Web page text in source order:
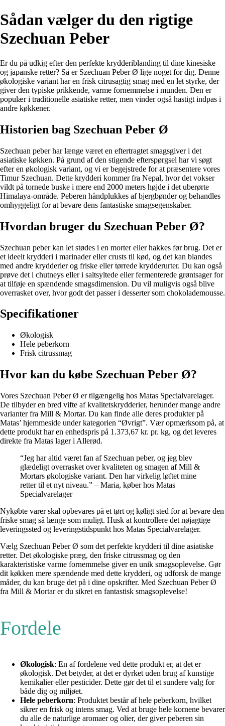
Sådan vælger du den rigtige
Szechuan Peber
Er du på udkig efter den perfekte krydderiblanding til dine kinesiske
og japanske retter? Så er Szechuan Peber Ø lige noget for dig. Denne
økologiske variant har en frisk citrusagtig smag med en let styrke, der
giver den typiske prikkende, varme fornemmelse i munden. Den er
populær i traditionelle asiatiske retter, men vinder også hastigt indpas i
andre køkkener.
Historien bag Szechuan Peber Ø
Szechuan peber har længe været en eftertragtet smagsgiver i det
asiatiske køkken. På grund af den stigende efterspørgsel har vi søgt
efter en økologisk variant, og vi er begejstrede for at præsentere vores
Timur Szechuan. Dette krydderi kommer fra Nepal, hvor det vokser
vildt på tornede buske i mere end 2000 meters højde i det uberørte
Himalaya-område. Peberen håndplukkes af bjergbønder og behandles
omhyggeligt for at bevare dens fantastiske smagsegenskaber.
Hvordan bruger du Szechuan Peber Ø?
Szechuan peber kan let stødes i en morter eller hakkes før brug. Det er
et ideelt krydderi i marinader eller crusts til kød, og det kan blandes
med andre krydderier og friske eller tørrede krydderurter. Du kan også
prøve det i chutneys eller i saltsyltede eller fermenterede grøntsager for
at tilføje en spændende smagsdimension. Du vil muligvis også blive
overrasket over, hvor godt det passer i desserter som chokolademousse.
Specifikationer
Økologisk
Hele peberkorn
Frisk citrussmag
Hvor kan du købe Szechuan Peber Ø?
Vores Szechuan Peber Ø er tilgængelig hos Matas Specialvarelager.
De tilbyder en bred vifte af kvalitetskrydderier, herunder mange andre
varianter fra Mill & Mortar. Du kan finde alle deres produkter på
Matas’ hjemmeside under kategorien “Øvrigt”. Vær opmærksom på, at
dette produkt har en enhedspris på 1.373,67 kr. pr. kg, og det leveres
direkte fra Matas lager i Allerød.
“Jeg har altid været fan af Szechuan peber, og jeg blev
glædeligt overrasket over kvaliteten og smagen af Mill &
Mortars økologiske variant. Den har virkelig løftet mine
retter til et nyt niveau.” – Maria, køber hos Matas
Specialvarelager
Nykøbte varer skal opbevares på et tørt og køligt sted for at bevare den
friske smag så længe som muligt. Husk at kontrollere det nøjagtige
leveringssted og leveringstidspunkt hos Matas Specialvarelager.
Vælg Szechuan Peber Ø som det perfekte krydderi til dine asiatiske
retter. Det økologiske præg, den friske citrussmag og den
karakteristiske varme fornemmelse giver en unik smagsoplevelse. Gør
dit køkken mere spændende med dette krydderi, og udforsk de mange
måder, du kan bruge det på i dine opskrifter. Med Szechuan Peber Ø
fra Mill & Mortar er du sikret en fantastisk smagsoplevelse!
Fordele
Økologisk: En af fordelene ved dette produkt er, at det er
økologisk. Det betyder, at det er dyrket uden brug af kunstige
kemikalier eller pesticider. Dette gør det til et sundere valg for
både dig og miljøet.
Hele peberkorn: Produktet består af hele peberkorn, hvilket
sikrer en frisk og intens smag. Ved at bruge hele kornene bevarer
du alle de naturlige aromaer og olier, der giver peberen sin